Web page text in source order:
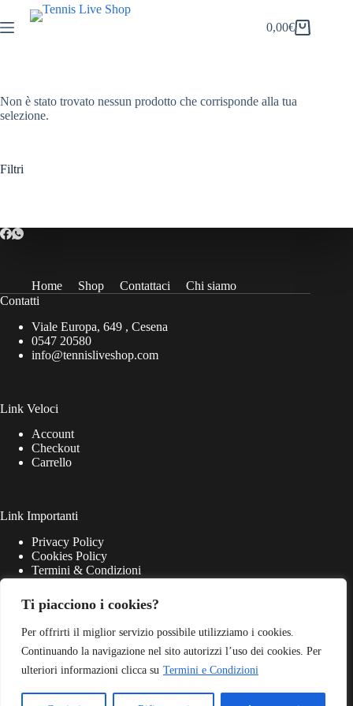
Ti piacciono i cookies?
Per offrirti il miglior servizio possibile utilizziamo i cookies.
Continuando la navigazione nel sito autorizzi l’uso dei cookies. Per
ulteriori informazioni clicca su Termini e Condizioni
al
contenuto
Carrello
0,00€
Non è stato trovato nessun prodotto che corrisponde alla tua
selezione.
Filtri
Home Shop Contattaci
Chi siamo
Contatti
Viale Europa, 649 , Cesena
0547 20580
info@tennisliveshop.com
Link Veloci
Account
Checkout
Carrello
Link Importanti
Privacy Policy
Cookies Policy
Termini & Condizioni